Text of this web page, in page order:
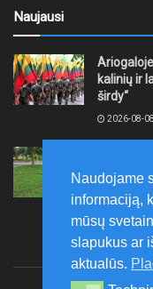
Naujausi
kalinių ir
širdy“
2026-08-08
laikytis
2026-08-08
Naudojame
informaciją,
mūsų
slapukus ar
aktualūs.